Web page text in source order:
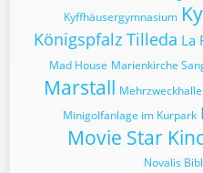
Kyffhäusergymnasium
Königspfalz Tilleda La
Mad House Marienkirche
Marstall
Minigolfanlage im Kurpark
Movie Star
Novalis